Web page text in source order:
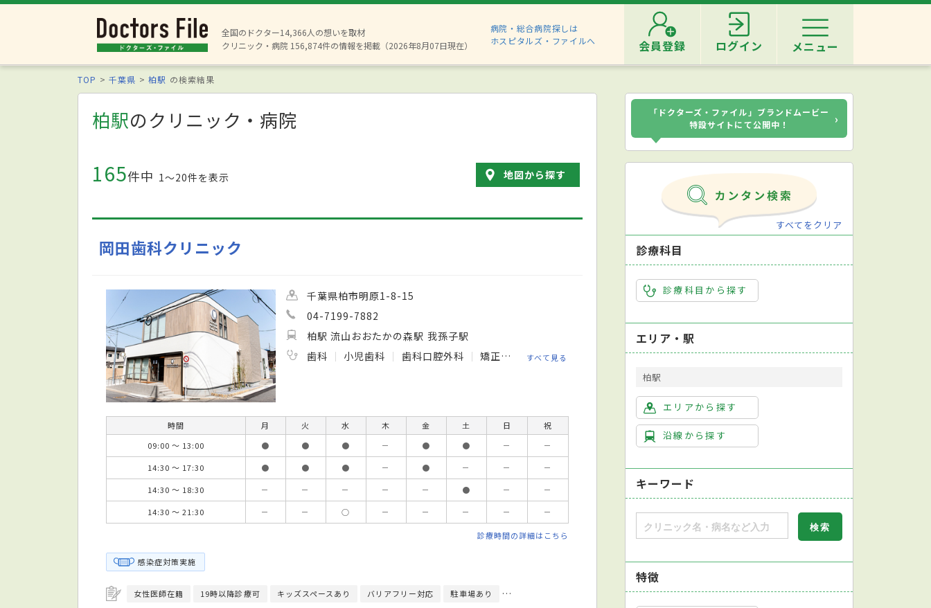
全国のドクター14,366人の想いを取材
クリニック・病院 156,874件の情報を掲載（2026年8月07日現在）
病院・総合病院探しは
ホスピタルズ・ファイルへ
会員登録 ログイン メニュー
TOP 千葉県 柏駅 の検索結果
柏駅のクリニック・病院
165件中 1〜20件を表示 地図から探す
岡田歯科クリニック
千葉県柏市明原1-8-15
04-7199-7882
柏駅 流山おおたかの森駅 我孫子駅
歯科
小児歯科 歯科口腔外科 矯正歯科 すべて見る
時間 月 火 水 木 金 土 日
祝
09:00 ～ 13:00
● ● ● － ● ● －
－
14:30 ～ 17:30
● ● ● － ● － －
－
14:30 ～ 18:30
－ － － － － ● －
－
14:30 ～ 21:30
－ － ○ － － － － －
診療時間の詳細はこちら
感染症対策実施
女性医師在籍 19時以降診療可 キッズスペースあり バリアフリー対応 駐車場あり 駅徒歩5分圏内 クレジットカード対応 歯科用マイクロスコープあり
「ドクターズ・ファイル」ブランドムービー
特設サイトにて公開中！
›
すべてをクリア
診療科目
診療科目から探す
エリア・駅
柏駅
エリアから探す
沿線から探す
キーワード
特徴